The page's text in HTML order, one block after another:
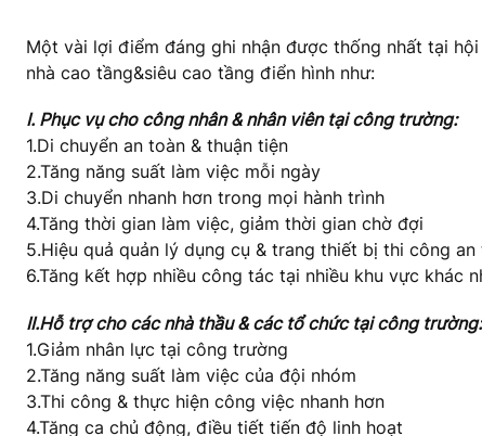
Một vài lợi điểm đáng ghi nhận được thống nhất tại
nhà cao tầng&siêu cao tầng điển hình như:
I. Phục vụ cho công nhân & nhân viên tại công trường:
1.Di chuyển an toàn & thuận tiện
2.Tăng năng suất làm việc mỗi ngày
3.Di chuyển nhanh hơn trong mọi hành trình
4.Tăng thời gian làm việc, giảm thời gian chờ đợi
5.Hiệu quả quản lý dụng cụ & trang thiết bị thi công
6.Tăng kết hợp nhiều công tác tại nhiều khu vực khác
II.Hỗ trợ cho các nhà thầu & các tổ chức tại công trường:
1.Giảm nhân lực tại công trường
2.Tăng năng suất làm việc của đội nhóm
3.Thi công & thực hiện công việc nhanh hơn
4.Tăng ca chủ động, điều tiết tiến độ linh hoạt